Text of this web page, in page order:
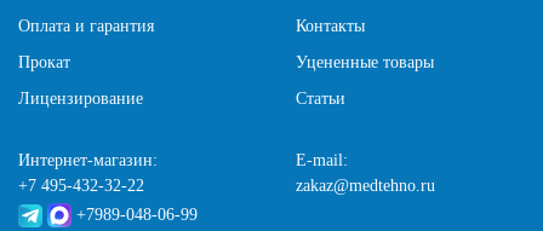
Оплата и гарантия
Прокат
Лицензирование
Контакты
Уцененные товары
Статьи
Интернет-магазин:
+7 495-432-32-22
+7989-048-06-99
E-mail:
zakaz@medtehno.ru